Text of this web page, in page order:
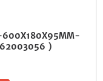
)